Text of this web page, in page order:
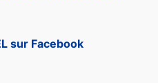
sur Facebook